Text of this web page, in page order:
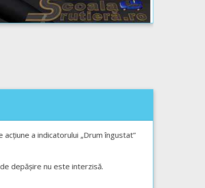
a indicatorului „Drum îngustat”
depășire nu este interzisă.